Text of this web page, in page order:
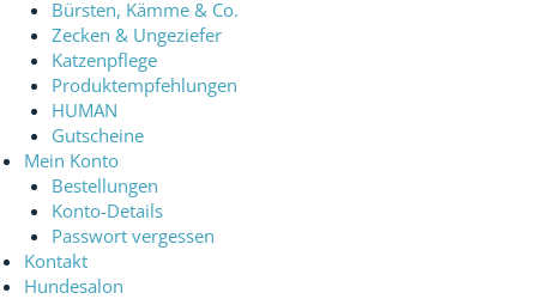
Bürsten, Kämme & Co.
Zecken & Ungeziefer
Katzenpflege
Produktempfehlungen
HUMAN
Gutscheine
Mein Konto
Bestellungen
Konto-Details
Passwort vergessen
Kontakt
Hundesalon